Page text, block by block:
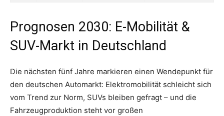
Prognosen 2030: E-Mobilität &
SUV-Markt in Deutschland
Die nächsten fünf Jahre markieren einen Wendepunkt für
den deutschen Automarkt: Elektromobilität schleicht sich
vom Trend zur Norm, SUVs bleiben gefragt – und die
Fahrzeugproduktion steht vor großen